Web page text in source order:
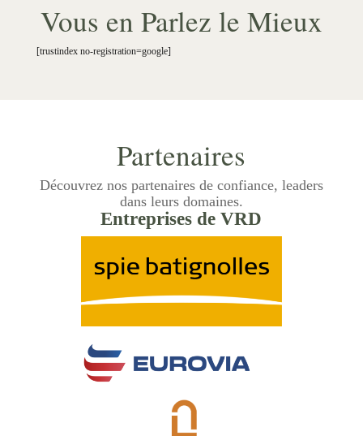
Vous en Parlez le Mieux
[trustindex no-registration=google]
Partenaires
Découvrez nos partenaires de confiance, leaders
dans leurs domaines.
Entreprises de VRD